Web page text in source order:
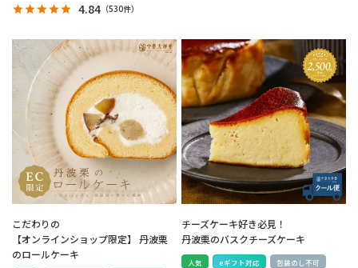
4.84 （530件）
こだわりの
【オンラインショップ限定】 丹波栗
のロールケーキ
チーズケーキ好き必見！
丹波栗のバスクチーズケーキ
人気 eギフト対応
包装のし不可